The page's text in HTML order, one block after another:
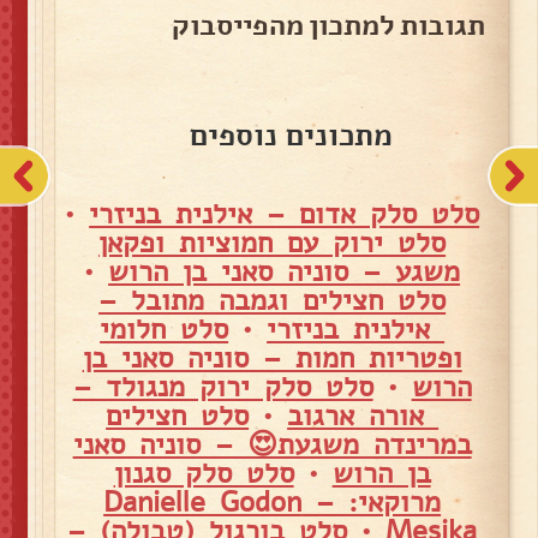
תגובות למתכון מהפייסבוק
מתכונים נוספים
סלט סלק אדום – אילנית בניזרי •
סלט ירוק עם חמוציות ופקאן
משגע – סוניה סאני בן הרוש •
סלט חצילים וגמבה מתובל –
אילנית בניזרי •סלט חלומי
ופטריות חמות – סוניה סאני בן
הרוש •סלט סלק ירוק מנגולד –
אורה ארגוב•סלט חצילים
במרינדה משגעת😍 – סוניה סאני
בן הרוש •סלט סלק סגנון
מרוקאי: – Danielle Godon